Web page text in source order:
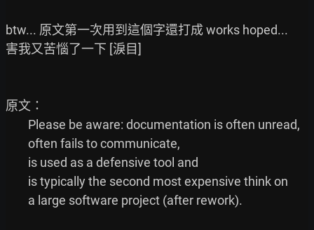
btw... 原文第一次用到這個字還打成 works hoped...
害我又苦惱了一下 [淚目]
原文：